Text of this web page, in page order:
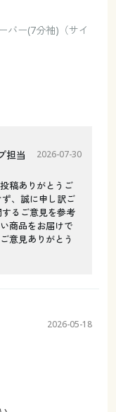
バー(7分袖)（サイ
担当 2026-07-30
稿ありがとうご
、誠に申し訳ご
るご意見を参考
商品をお届けで
意見ありがとう
2026-05-18